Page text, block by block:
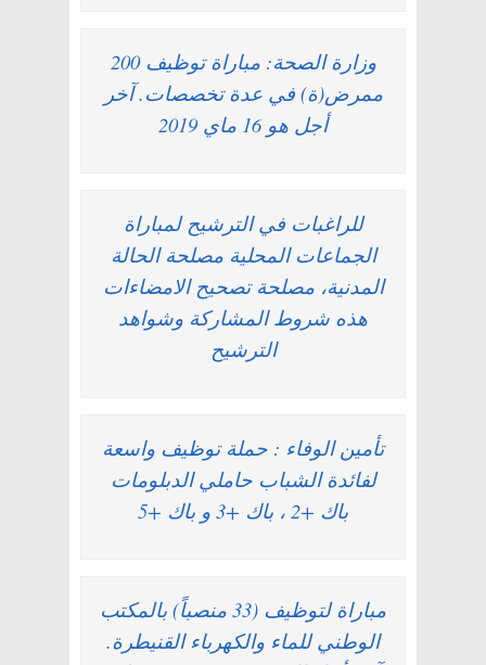
وزارة الصحة: مباراة توظيف 200
ممرض(ة) في عدة تخصصات. آخر
أجل هو 16 ماي 2019
للراغبات في الترشيح لمباراة
الجماعات المحلية مصلحة الحالة
المدنية، مصلحة تصحيح الامضاءات
هذه شروط المشاركة وشواهد
الترشيح
تأمين الوفاء : حملة توظيف واسعة
لفائدة الشباب حاملي الدبلومات
باك +2 ، باك +3 و باك +5
مباراة لتوظيف (33 منصباً) بالمكتب
الوطني للماء والكهرباء القنيطرة.